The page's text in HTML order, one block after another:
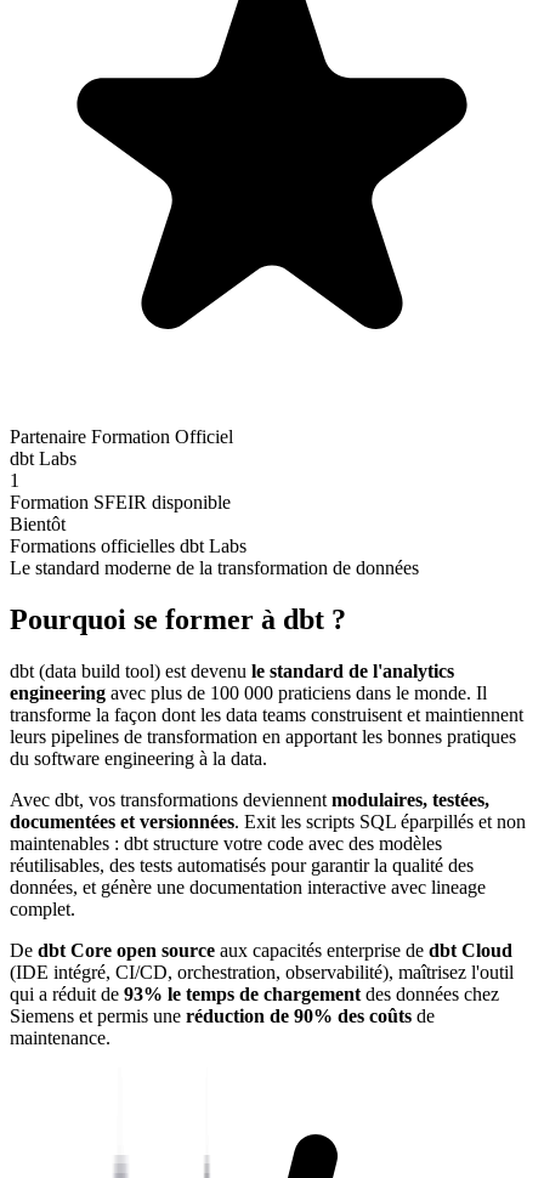
Partenaire Formation Officiel
dbt Labs
1
Formation SFEIR disponible
Bientôt
Formations officielles dbt Labs
Le standard moderne de la transformation de données
Pourquoi se former à dbt ?
dbt (data build tool) est devenu le standard de l'analytics
engineering avec plus de 100 000 praticiens dans le monde. Il
transforme la façon dont les data teams construisent et maintiennent
leurs pipelines de transformation en apportant les bonnes pratiques
du software engineering à la data.
Avec dbt, vos transformations deviennent modulaires, testées,
documentées et versionnées. Exit les scripts SQL éparpillés et non
maintenables : dbt structure votre code avec des modèles
réutilisables, des tests automatisés pour garantir la qualité des
données, et génère une documentation interactive avec lineage
complet.
De dbt Core open source aux capacités enterprise de dbt Cloud
(IDE intégré, CI/CD, orchestration, observabilité), maîtrisez l'outil
qui a réduit de 93% le temps de chargement des données chez
Siemens et permis une réduction de 90% des coûts de
maintenance.